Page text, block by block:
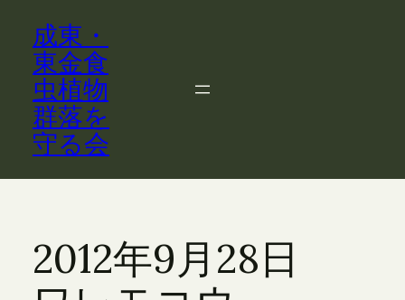
成東・
東金食
虫植物
群落を
守る会
2012年9月28日